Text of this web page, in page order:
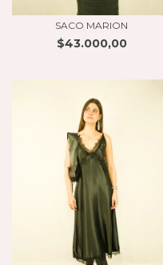
SACO MARION
$43.000,00